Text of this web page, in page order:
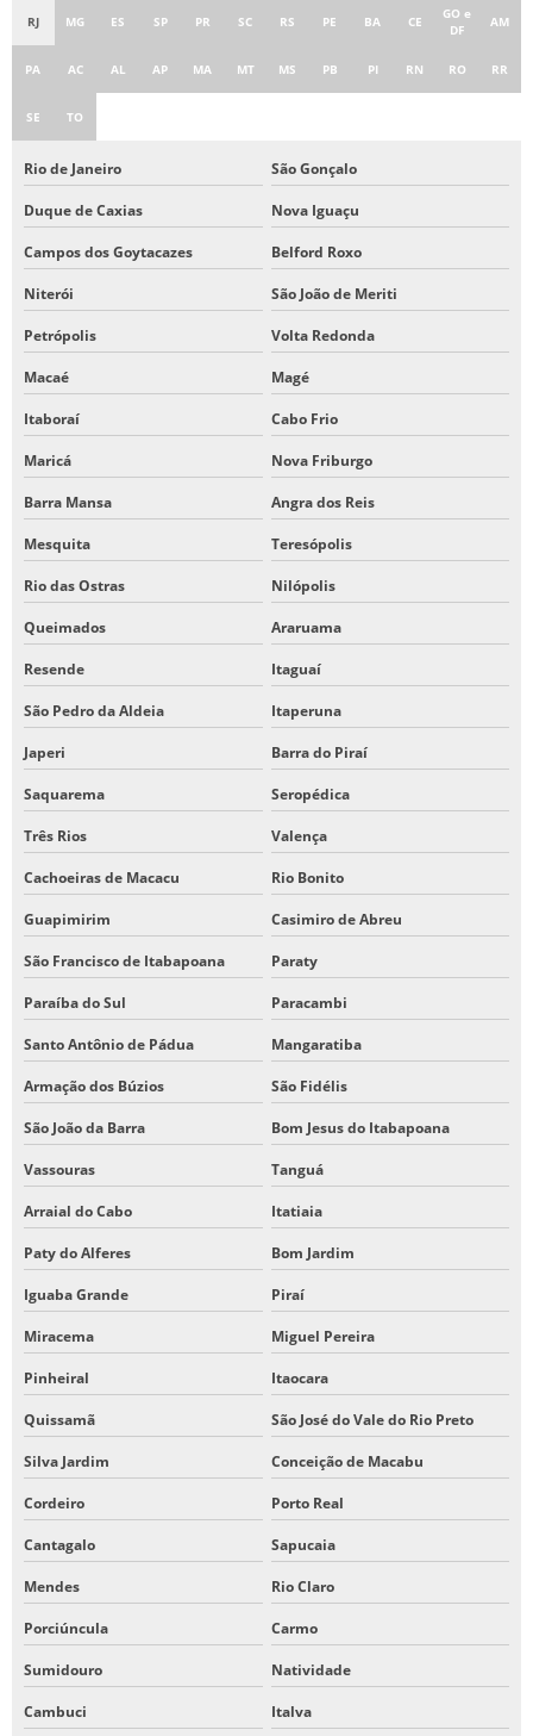
RJ MG ES SP PR SC RS PE BA CE
GO e
DF
AM
PA AC AL AP MA MT MS PB PI RN RO RR
SE TO
Rio de Janeiro São Gonçalo
Duque de Caxias Nova Iguaçu
Campos dos Goytacazes Belford Roxo
Niterói São João de Meriti
Petrópolis Volta Redonda
Macaé Magé
Itaboraí Cabo Frio
Maricá Nova Friburgo
Barra Mansa Angra dos Reis
Mesquita Teresópolis
Rio das Ostras Nilópolis
Queimados Araruama
Resende Itaguaí
São Pedro da Aldeia Itaperuna
Japeri Barra do Piraí
Saquarema Seropédica
Três Rios Valença
Cachoeiras de Macacu Rio Bonito
Guapimirim Casimiro de Abreu
São Francisco de Itabapoana Paraty
Paraíba do Sul Paracambi
Santo Antônio de Pádua Mangaratiba
Armação dos Búzios São Fidélis
São João da Barra Bom Jesus do Itabapoana
Vassouras Tanguá
Arraial do Cabo Itatiaia
Paty do Alferes Bom Jardim
Iguaba Grande Piraí
Miracema Miguel Pereira
Pinheiral Itaocara
Quissamã São José do Vale do Rio Preto
Silva Jardim Conceição de Macabu
Cordeiro Porto Real
Cantagalo Sapucaia
Mendes Rio Claro
Porciúncula Carmo
Sumidouro Natividade
Cambuci Italva